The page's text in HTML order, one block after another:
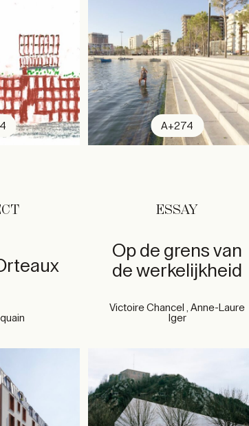
A+274
ESSAY
Op de grens van
de werkelijkheid
Victoire Chancel , Anne-Laure
Iger